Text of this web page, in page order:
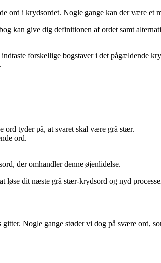
i krydsordet. Nogle gange kan der være et
kan give dig definitionen af ordet samt
forskellige bogstaver i det pågældende
ord tyder på, at svaret skal være grå stær.
ord.
der omhandler denne øjenlidelse.
løse dit næste grå stær-krydsord og nyd
Nogle gange støder vi dog på svære ord,